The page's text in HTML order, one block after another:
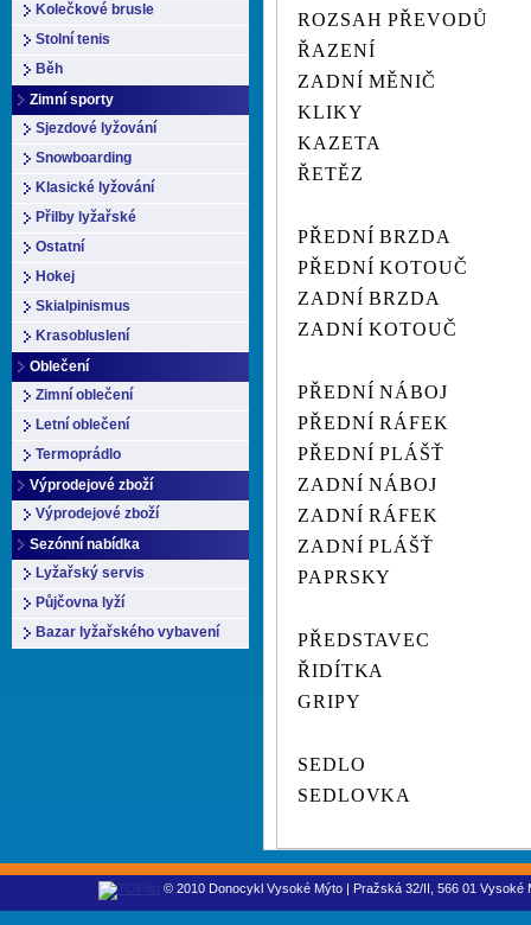
Kolečkové brusle
Stolní tenis
Běh
Zimní sporty
Sjezdové lyžování
Snowboarding
Klasické lyžování
Přilby lyžařské
Ostatní
Hokej
Skialpinismus
Krasobluslení
Oblečení
Zimní oblečení
Letní oblečení
Termoprádlo
Výprodejové zboží
Výprodejové zboží
Sezónní nabídka
Lyžařský servis
Půjčovna lyží
Bazar lyžařského vybavení
ROZSAH PŘEVODŮ
ŘAZENÍ
ZADNÍ MĚNIČ
KLIKY
KAZETA
ŘETĚZ
PŘEDNÍ BRZDA
PŘEDNÍ KOTOUČ
ZADNÍ BRZDA
ZADNÍ KOTOUČ
PŘEDNÍ NÁBOJ
PŘEDNÍ RÁFEK
PŘEDNÍ PLÁŠŤ
ZADNÍ NÁBOJ
ZADNÍ RÁFEK
ZADNÍ PLÁŠŤ
PAPRSKY
PŘEDSTAVEC
ŘIDÍTKA
GRIPY
SEDLO
SEDLOVKA
© 2010 Donocykl Vysoké Mýto | Pražská 32/II, 566 01 Vysoké